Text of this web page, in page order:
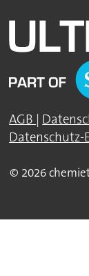
AGB |
Datenschutz-
© 2026